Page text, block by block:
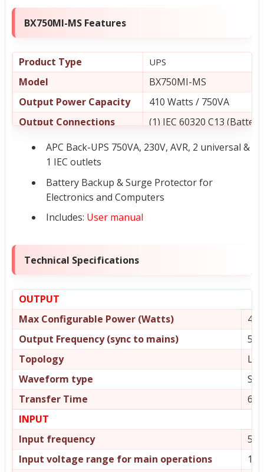
BX750MI-MS Features
Product Type UPS
Model
BX750MI-MS
Output Power Capacity
410 Watts / 750VA
Output Connections
(1) IEC 60320 C13
Nominal Output Voltage
230V
Nominal Input Voltage
Input Connections
IEC 60320 C14
Cord Length
1.2 meters
APC Back-UPS 750VA, 230V, AVR, 2 universal &
1 IEC outlets
Battery Backup & Surge Protector for
Electronics and Computers
Includes: User manual
Technical Specifications
OUTPUT
Max Configurable Power (Watts)
Output Frequency (sync to mains)
50/
Topology
Waveform type
Transfer Time
6
INPUT
Input frequency
50/
Input voltage range for main operations